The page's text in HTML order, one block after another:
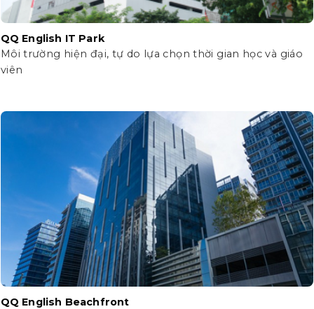
QQ English IT Park
Môi trường hiện đại, tự do lựa chọn thời gian học và giáo
viên
QQ English Beachfront